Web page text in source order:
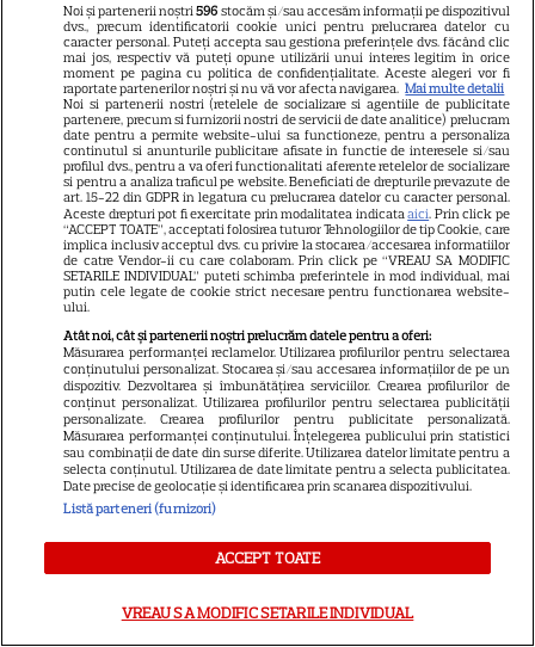
Prada 2” s-a lansat pe Disney+.
Meryl Streep și Anne
Hathaway revin la revista
Runway
9
VEDETE STRĂINE
Meryl Streep, gest
impresionant pentru Anne
Hathaway și Emily Blunt la
„Diavolul se îmbracă de la
actrițele
VEDETE STRĂINE
Tom Holland, decizie radicală
pentru noul său film! Ce
promisiune a făcut actorul
a făcut senzație prin dans
SKYSHOWTIME
Noi și partenerii noștri596 stocăm și/sau accesăm informații pe dispozitivul
dvs., precum identificatorii cookie unici pentru prelucrarea datelor cu
caracter personal. Puteți accepta sau gestiona preferințele dvs. făcând clic
mai jos, respectiv vă puteți opune utilizării unui interes legitim în orice
moment pe pagina cu politica de confidențialitate. Aceste alegeri vor fi
raportate partenerilor noștri și nu vă vor afecta navigarea. Mai multe detalii
Noi si partenerii nostri (retelele de socializare si agentiile de publicitate
partenere, precum si furnizorii nostri de servicii de date analitice) prelucram
date pentru a permite website-ului sa functioneze, pentru a personaliza
continutul si anunturile publicitare afisate in functie de interesele si/sau
profilul dvs., pentru a va oferi functionalitati aferente retelelor de socializare
si pentru a analiza traficul pe website. Beneficiati de drepturile prevazute de
art. 15-22 din GDPR in legatura cu prelucrarea datelor cu caracter personal.
Aceste drepturi pot fi exercitate prin modalitatea indicataaici. Prin click pe
“ACCEPT TOATE”, acceptati folosirea tuturor Tehnologiilor de tip Cookie, care
implica inclusiv acceptul dvs. cu privire la stocarea/accesarea informatiilor
de catre Vendor-ii cu care colaboram. Prin click pe “VREAU SA MODIFIC
SETARILE INDIVIDUAL” puteti schimba preferintele in mod individual, mai
putin cele legate de cookie strict necesare pentru functionarea website-
ului.
Atât noi, cât și partenerii noștri prelucrăm datele pentru a oferi:
Măsurarea performanței reclamelor. Utilizarea profilurilor pentru selectarea
conținutului personalizat. Stocarea și/sau accesarea informațiilor de pe un
dispozitiv. Dezvoltarea și îmbunătățirea serviciilor. Crearea profilurilor de
conținut personalizat. Utilizarea profilurilor pentru selectarea publicității
personalizate. Crearea profilurilor pentru publicitate personalizată.
Măsurarea performanței conținutului. Înțelegerea publicului prin statistici
sau combinații de date din surse diferite. Utilizarea datelor limitate pentru a
selecta conținutul. Utilizarea de date limitate pentru a selecta publicitatea.
Date precise de geolocație și identificarea prin scanarea dispozitivului.
Listă parteneri (furnizori)
ACCEPT TOATE
VREAU SA MODIFIC SETARILE INDIVIDUAL